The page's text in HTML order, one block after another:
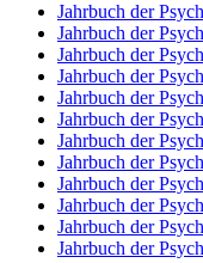
Jahrbuch der
Jahrbuch der
Jahrbuch der
Jahrbuch der
Jahrbuch der
Jahrbuch der
Jahrbuch der
Jahrbuch der
Jahrbuch der
Jahrbuch der
Jahrbuch der
Jahrbuch der